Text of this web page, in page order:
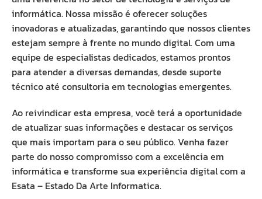
informática. Nossa missão é oferecer soluções
inovadoras e atualizadas, garantindo que nossos clientes
estejam sempre à frente no mundo digital. Com uma
equipe de especialistas dedicados, estamos prontos
para atender a diversas demandas, desde suporte
técnico até consultoria em tecnologias emergentes.
Ao reivindicar esta empresa, você terá a oportunidade
de atualizar suas informações e destacar os serviços
que mais importam para o seu público. Venha fazer
parte do nosso compromisso com a excelência em
informática e transforme sua experiência digital com a
Esata – Estado Da Arte Informatica.